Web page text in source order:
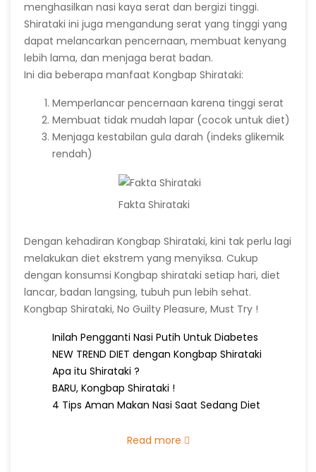
menghasilkan nasi kaya serat dan bergizi tinggi.
Shirataki ini juga mengandung serat yang tinggi yang
dapat melancarkan pencernaan, membuat kenyang
lebih lama, dan menjaga berat badan.
Ini dia beberapa manfaat Kongbap Shirataki:
Memperlancar pencernaan karena tinggi serat
Membuat tidak mudah lapar (cocok untuk diet)
Menjaga kestabilan gula darah (indeks glikemik
rendah)
Fakta Shirataki
Dengan kehadiran Kongbap Shirataki, kini tak perlu lagi
melakukan diet ekstrem yang menyiksa. Cukup
dengan konsumsi Kongbap shirataki setiap hari, diet
lancar, badan langsing, tubuh pun lebih sehat.
Kongbap Shirataki, No Guilty Pleasure, Must Try !
Inilah Pengganti Nasi Putih Untuk Diabetes
NEW TREND DIET dengan Kongbap Shirataki
Apa itu Shirataki ?
BARU, Kongbap Shirataki !
4 Tips Aman Makan Nasi Saat Sedang Diet
Read more